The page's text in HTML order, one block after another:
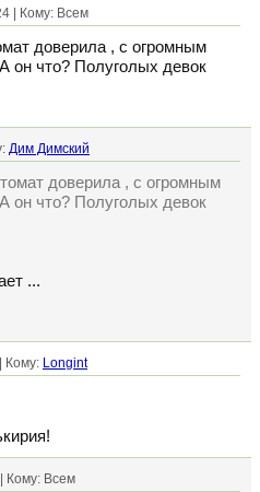
| Кому: Всем
доверила , с огромным
он что? Полуголых девок
Дим Димский
доверила , с огромным
он что? Полуголых девок
...
Кому: Longint
Кому: Всем